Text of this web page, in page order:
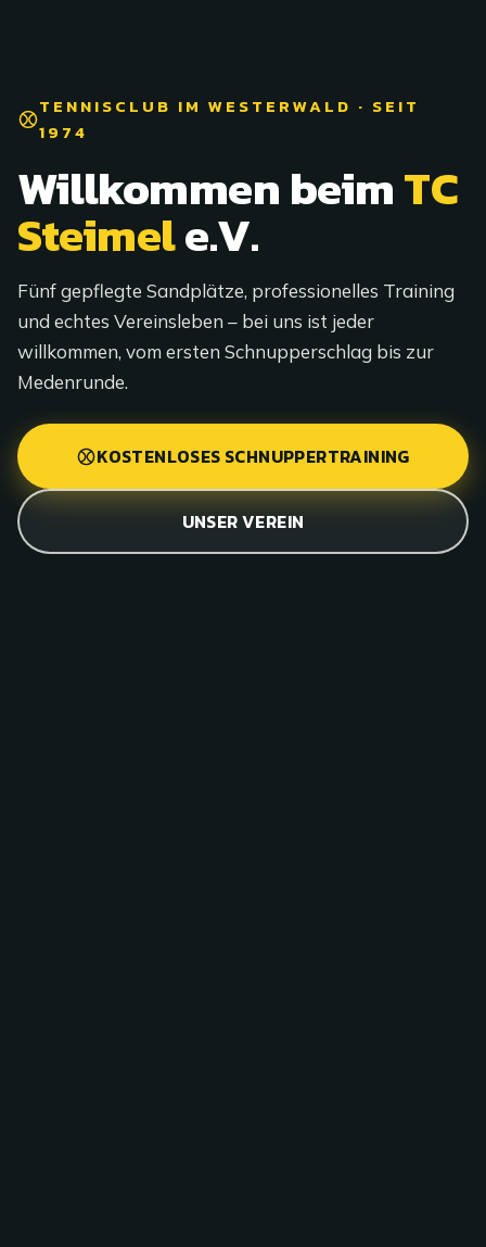
TENNISCLUB IM WESTERWALD · SEIT
1974
Willkommen beimTC
Steimele.V.
Fünf gepflegte Sandplätze, professionelles Training
und echtes Vereinsleben – bei uns ist jeder
willkommen, vom ersten Schnupperschlag bis zur
Medenrunde.
KOSTENLOSES SCHNUPPERTRAINING
UNSER VEREIN